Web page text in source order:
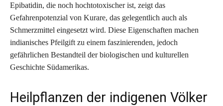
Epibatidin, die noch hochtotoxischer ist, zeigt das
Gefahrenpotenzial von Kurare, das gelegentlich auch als
Schmerzmittel eingesetzt wird. Diese Eigenschaften machen
indianisches Pfeilgift zu einem faszinierenden, jedoch
gefährlichen Bestandteil der biologischen und kulturellen
Geschichte Südamerikas.
Heilpflanzen der indigenen Völker